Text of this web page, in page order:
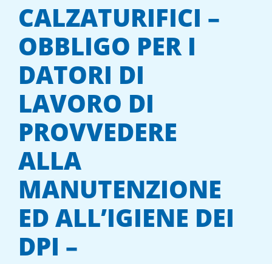
CALZATURIFICI –
OBBLIGO PER I
DATORI DI
LAVORO DI
PROVVEDERE
ALLA
MANUTENZIONE
ED ALL’IGIENE DEI
DPI –